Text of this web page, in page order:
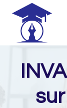
content